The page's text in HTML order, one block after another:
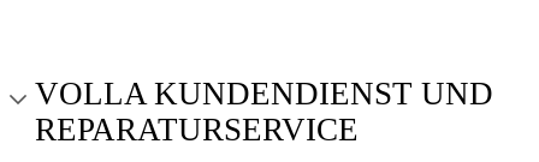
VOLLA KUNDENDIENST UND
REPARATURSERVICE